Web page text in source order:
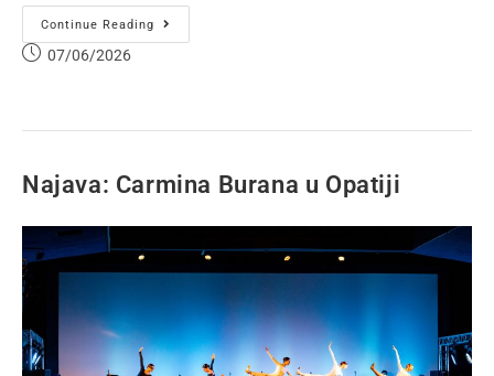
Continue Reading
07/06/2026
Najava: Carmina Burana u Opatiji